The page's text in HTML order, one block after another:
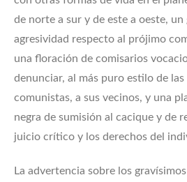
de norte a sur y de este a oeste,
agresividad respecto al prójimo
una floración de comisarios
denunciar, al más puro estilo de
comunistas, a sus vecinos, y una
negra de sumisión al cacique y de
juicio crítico y los derechos del
La advertencia sobre los